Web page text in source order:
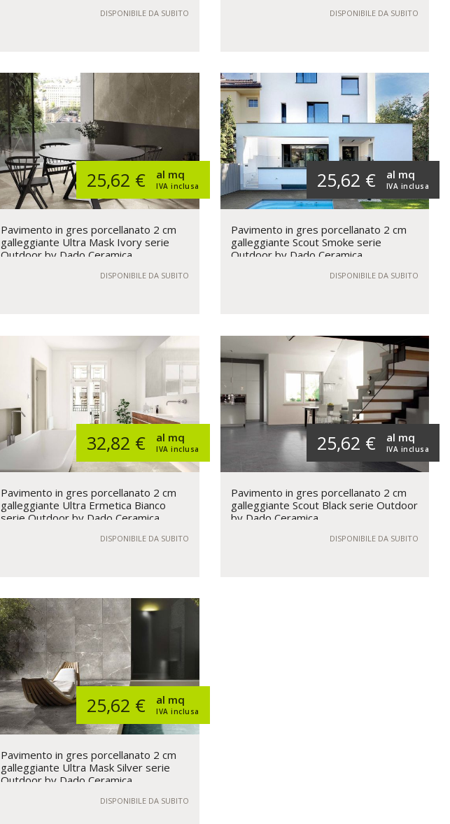
DISPONIBILE DA SUBITO DISPONIBILE DA SUBITO
25,62 € IVA inclusa
al mq
Pavimento in gres porcellanato 2 cm
galleggiante Ultra Mask Ivory serie
Outdoor by Dado Ceramica
DISPONIBILE DA SUBITO
25,62 € IVA inclusa
al mq
Pavimento in gres porcellanato 2 cm
galleggiante Scout Smoke serie
Outdoor by Dado Ceramica
DISPONIBILE DA SUBITO
32,82 € IVA inclusa
al mq
Pavimento in gres porcellanato 2 cm
galleggiante Ultra Ermetica Bianco
serie Outdoor by Dado Ceramica
DISPONIBILE DA SUBITO
25,62 € IVA inclusa
al mq
Pavimento in gres porcellanato 2 cm
galleggiante Scout Black serie Outdoor
by Dado Ceramica
DISPONIBILE DA SUBITO
25,62 € IVA inclusa
al mq
Pavimento in gres porcellanato 2 cm
galleggiante Ultra Mask Silver serie
Outdoor by Dado Ceramica
DISPONIBILE DA SUBITO